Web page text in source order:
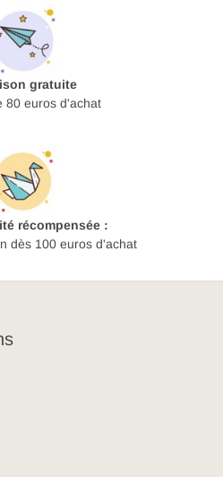
gratuite
80 euros d'achat
récompensée :
dès 100 euros d'achat